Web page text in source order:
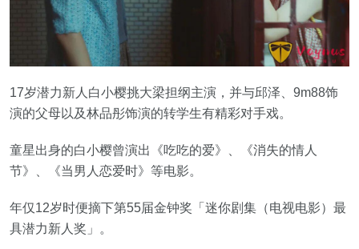
17岁潜力新人白小樱挑大梁担纲主演，并与邱泽、9m88饰
演的父母以及林品彤饰演的转学生有精彩对手戏。
童星出身的白小樱曾演出《吃吃的爱》、《消失的情人
节》、《当男人恋爱时》等电影。
年仅12岁时便摘下第55届金钟奖「迷你剧集（电视电影）最
具潜力新人奖」。